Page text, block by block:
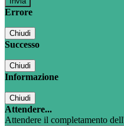
Errore
Chiudi
Successo
Chiudi
Informazione
Chiudi
Attendere...
Attendere il completamento